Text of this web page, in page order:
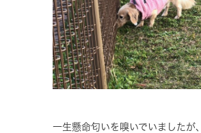
一生懸命匂いを嗅いでいましたが、